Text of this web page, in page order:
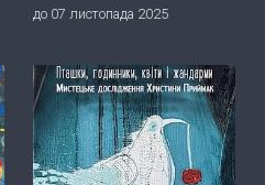
до 07 листопада 2025